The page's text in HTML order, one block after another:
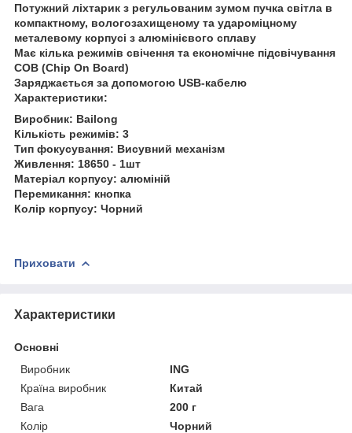
Потужний ліхтарик з регульованим зумом пучка світла в
компактному, вологозахищеному та удароміцному
металевому корпусі з алюмінієвого сплаву
Має кілька режимів свічення та економічне підсвічування
COB (Chip On Board)
Заряджається за допомогою USB-кабелю
Характеристики:
Виробник: Bailong
Кількість режимів: 3
Тип фокусування: Висувний механізм
Живлення: 18650 - 1шт
Матеріал корпусу: алюміній
Перемикання: кнопка
Колір корпусу: Чорний
Приховати
Характеристики
Основні
Виробник
ING
Країна виробник
Китай
Вага
200 г
Колір
Чорний